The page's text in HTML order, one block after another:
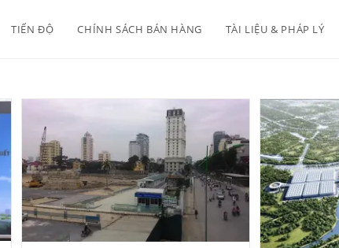
TIẾN ĐỘ CHÍNH SÁCH BÁN HÀNG TÀI LIỆU & PHÁP LÝ